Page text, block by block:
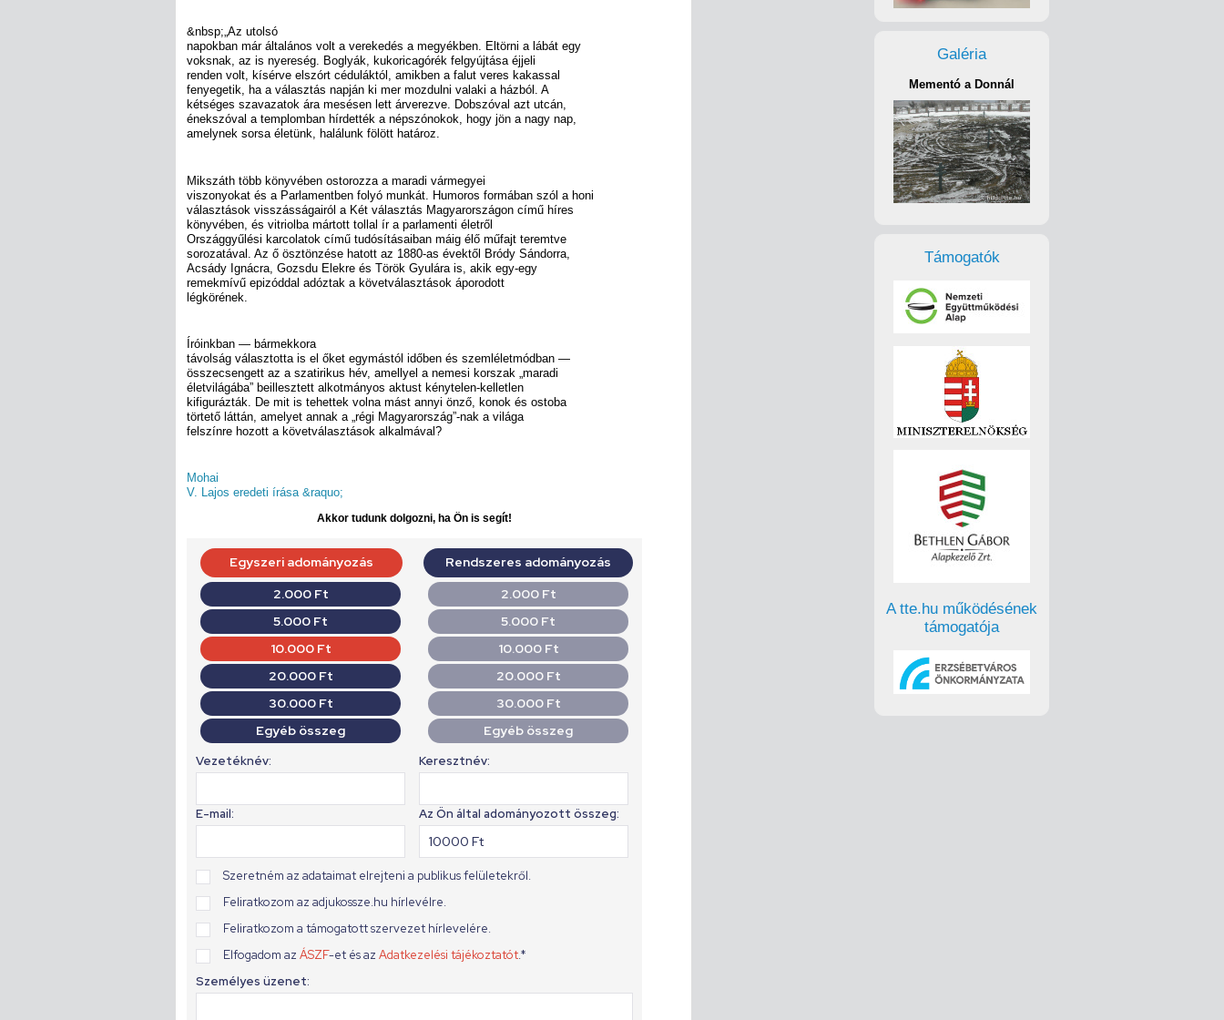
&nbsp;„Az utolsó
napokban már általános volt a verekedés a megyékben. Eltörni a lábát egy
voksnak, az is nyereség. Boglyák, kukoricagórék felgyújtása éjjeli
renden volt, kísérve elszórt céduláktól, amikben a falut veres kakassal
fenyegetik, ha a választás napján ki mer mozdulni valaki a házból. A
kétséges szavazatok ára mesésen lett árverezve. Dobszóval azt utcán,
énekszóval a templomban hírdették a népszónokok, hogy jön a nagy nap,
amelynek sorsa életünk, halálunk fölött határoz.
Mikszáth több könyvében ostorozza a maradi vármegyei
viszonyokat és a Parlamentben folyó munkát. Humoros formában szól a honi
választások visszásságairól a Két választás Magyarországon című híres
könyvében, és vitriolba mártott tollal ír a parlamenti életről
Országgyűlési karcolatok című tudósításaiban máig élő műfajt teremtve
sorozatával. Az ő ösztönzése hatott az 1880-as évektől Bródy Sándorra,
Acsády Ignácra, Gozsdu Elekre és Török Gyulára is, akik egy-egy
remekmívű epizóddal adóztak a követválasztások áporodott
légkörének.
Íróinkban — bármekkora
távolság választotta is el őket egymástól időben és szemléletmódban —
összecsengett az a szatirikus hév, amellyel a nemesi korszak „maradi
életvilágába” beillesztett alkotmányos aktust kénytelen-kelletlen
kifigurázták. De mit is tehettek volna mást annyi önző, konok és ostoba
törtető láttán, amelyet annak a „régi Magyarország”-nak a világa
felszínre hozott a követválasztások alkalmával?
Mohai
V. Lajos eredeti írása &raquo;
Akkor tudunk dolgozni, ha Ön is segít!
Galéria
Mementó a Donnál
Támogatók
A tte.hu működésének
támogatója